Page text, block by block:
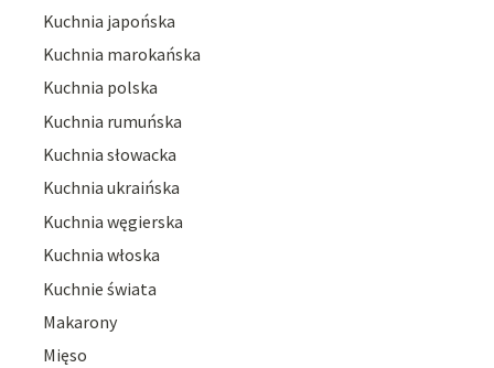
Kuchnia japońska
Kuchnia marokańska
Kuchnia polska
Kuchnia rumuńska
Kuchnia słowacka
Kuchnia ukraińska
Kuchnia węgierska
Kuchnia włoska
Kuchnie świata
Makarony
Mięso